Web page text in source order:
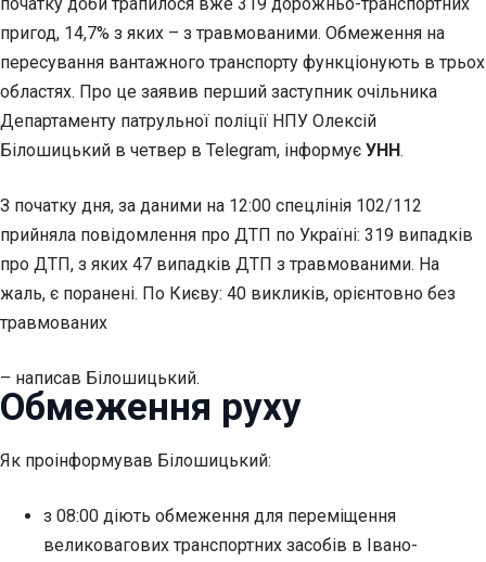
пригод, 14,7% з яких – з травмованими. Обмеження на
пересування вантажного транспорту функціонують в трьох
областях. Про це заявив перший заступник очільника
Департаменту патрульної поліції НПУ Олексій
Білошицький в четвер в Telegram, інформує УНН.
З початку дня, за даними на 12:00 спецлінія 102/112
прийняла повідомлення про ДТП по Україні: 319 випадків
про ДТП, з яких 47 випадків ДТП з травмованими. На
жаль, є поранені. По Києву: 40 викликів, орієнтовно без
травмованих
– написав Білошицький.
Обмеження руху
Як проінформував Білошицький:
з 08:00 діють обмеження для переміщення
великовагових транспортних засобів в Івано-